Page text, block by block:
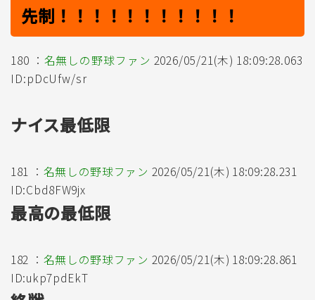
先制！！！！！！！！！！！
180 ： 名無しの野球ファン 2026/05/21(木) 18:09:28.063
ID:pDcUfw/sr
ナイス最低限
181 ： 名無しの野球ファン 2026/05/21(木) 18:09:28.231
ID:Cbd8FW9jx
最高の最低限
182 ： 名無しの野球ファン 2026/05/21(木) 18:09:28.861
ID:ukp7pdEkT